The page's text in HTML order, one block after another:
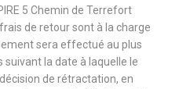
5 Chemin de Terrefort
de retour sont à la charge
sera effectué au plus
la date à laquelle le
de rétractation, en